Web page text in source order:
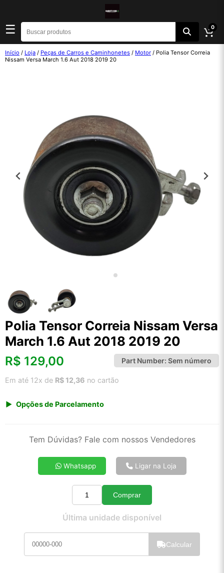
☰ 0
Início / Loja / Peças de Carros e Caminhonetes / Motor / Polia Tensor Correia
Nissam Versa March 1.6 Aut 2018 2019 20
Polia Tensor Correia Nissam Versa
March 1.6 Aut 2018 2019 20
R$ 129,00 Part Number: Sem número
Em até 12x de R$ 12,36 no cartão
Opções de Parcelamento
2x de R$ 69,14
4x de R$ 35,07
5x de R$ 28,25
10x de R$ 14,62
11x de R$ 13,43
Tem Dúvidas? Fale com nossos Vendedores
Whatsapp Ligar na Loja
Quantidade
Comprar
Última unidade disponível
Calcular